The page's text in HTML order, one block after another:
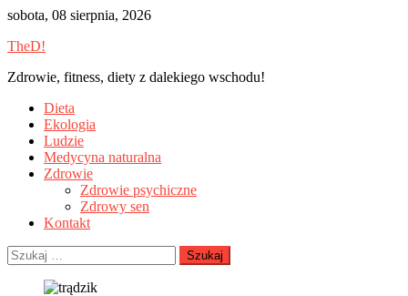
Skip
content
sobota, 08 sierpnia, 2026
TheD!
Zdrowie, fitness, diety z dalekiego wschodu!
Dieta
Ekologia
Ludzie
Medycyna naturalna
Zdrowie
Zdrowie psychiczne
Zdrowy sen
Kontakt
Szukaj: